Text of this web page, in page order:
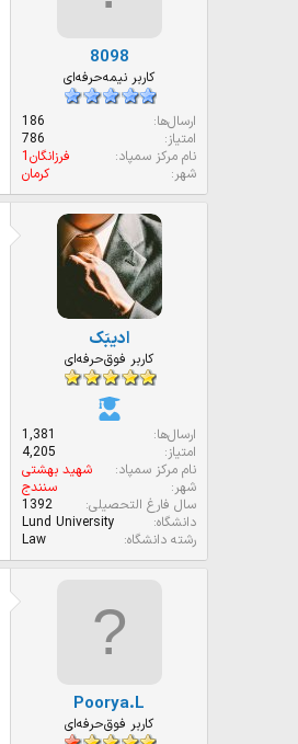
8098
کاربر نیمه‌حرفه‌ای
ارسال‌ها
186
امتیاز
786
نام مرکز سمپاد
فرزانگان1
شهر
کرمان
ادیبَک
کاربر فوق‌حرفه‌ای
ارسال‌ها
1,381
امتیاز
4,205
نام مرکز سمپاد
شهید بهشتی
شهر
سنندج
سال فارغ التحصیلی
1392
دانشگاه
Lund University
رشته دانشگاه
Law
Poorya.L
کاربر فوق‌حرفه‌ای